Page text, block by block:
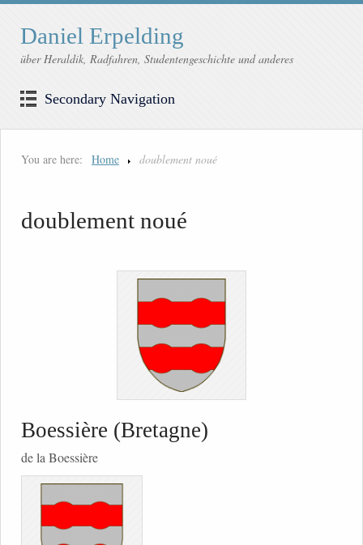
Daniel Erpelding
über Heraldik, Radfahren, Studentengeschichte und anderes
Secondary Navigation
You are here: Home doublement noué
doublement noué
Boessière (Bretagne)
de la Boessière